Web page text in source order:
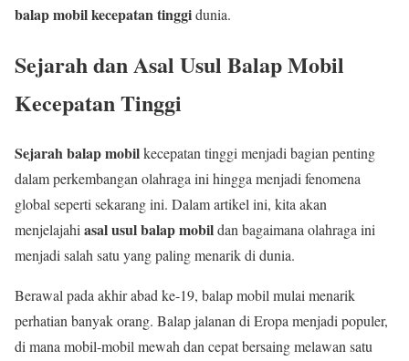
balap mobil kecepatan tinggidunia.
Sejarah dan Asal Usul Balap Mobil
Kecepatan Tinggi
Sejarah balap mobilkecepatan tinggi menjadi bagian penting
dalam perkembangan olahraga ini hingga menjadi fenomena
global seperti sekarang ini. Dalam artikel ini, kita akan
menjelajahi asal usul balap mobildan bagaimana olahraga ini
menjadi salah satu yang paling menarik di dunia.
Berawal pada akhir abad ke-19, balap mobil mulai menarik
perhatian banyak orang. Balap jalanan di Eropa menjadi populer,
di mana mobil-mobil mewah dan cepat bersaing melawan satu